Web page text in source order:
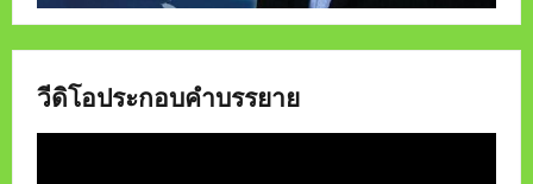
วีดิโอประกอบคำบรรยาย
Video